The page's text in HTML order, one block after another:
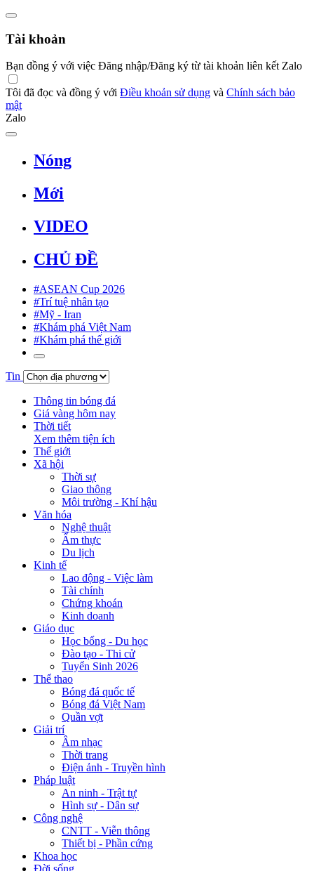
Tài khoản
Bạn đồng ý với việc Đăng nhập/Đăng ký từ tài khoản liên kết Zalo
Tôi đã đọc và đồng ý với Điều khoản sử dụng và Chính sách bảo
mật
Zalo
Nóng
Mới
VIDEO
CHỦ ĐỀ
#ASEAN Cup 2026
#Trí tuệ nhân tạo
#Mỹ - Iran
#Khám phá Việt Nam
#Khám phá thế giới
Tin
Thông tin bóng đá
Giá vàng hôm nay
Thời tiết
Xem thêm tiện ích
Thế giới
Xã hội
Thời sự
Giao thông
Môi trường - Khí hậu
Văn hóa
Nghệ thuật
Ẩm thực
Du lịch
Kinh tế
Lao động - Việc làm
Tài chính
Chứng khoán
Kinh doanh
Giáo dục
Học bổng - Du học
Đào tạo - Thi cử
Tuyển Sinh 2026
Thể thao
Bóng đá quốc tế
Bóng đá Việt Nam
Quần vợt
Giải trí
Âm nhạc
Thời trang
Điện ảnh - Truyền hình
Pháp luật
An ninh - Trật tự
Hình sự - Dân sự
Công nghệ
CNTT - Viễn thông
Thiết bị - Phần cứng
Khoa học
Đời sống